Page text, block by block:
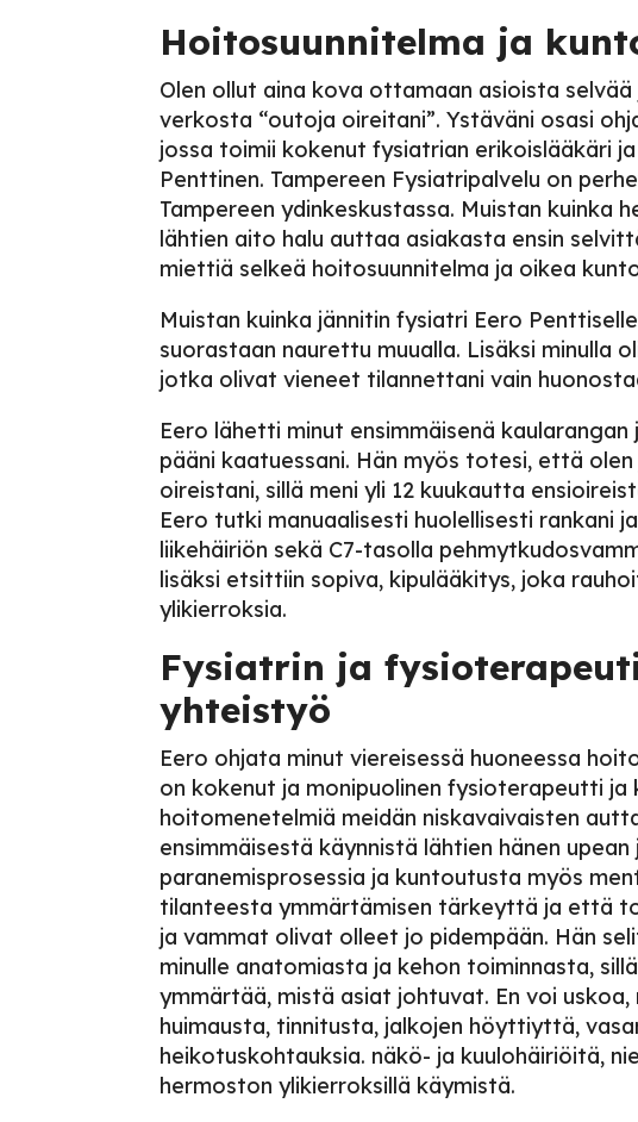
Hoitosuunnitelma ja
Olen ollut aina kova ottamaan asioista
verkosta “outoja oireitani”. Ystäväni osasi
jossa toimii kokenut fysiatrian erikoislääkäri
Penttinen. Tampereen Fysiatripalvelu on
Tampereen ydinkeskustassa. Muistan kuinka
lähtien aito halu auttaa asiakasta ensin
miettiä selkeä hoitosuunnitelma ja oikea
Muistan kuinka jännitin fysiatri Eero
suorastaan naurettu muualla. Lisäksi minulla
jotka olivat vieneet tilannettani vain
Eero lähetti minut ensimmäisenä
pääni kaatuessani. Hän myös totesi, että
oireistani, sillä meni yli 12 kuukautta
Eero tutki manuaalisesti huolellisesti rankani
liikehäiriön sekä C7-tasolla
lisäksi etsittiin sopiva, kipulääkitys, joka
ylikierroksia.
Fysiatrin ja
yhteistyö
Eero ohjata minut viereisessä huoneessa
on kokenut ja monipuolinen fysioterapeutti
hoitomenetelmiä meidän niskavaivaisten
ensimmäisestä käynnistä lähtien hänen
paranemisprosessia ja kuntoutusta myös
tilanteesta ymmärtämisen tärkeyttä ja että
ja vammat olivat olleet jo pidempään. Hän
minulle anatomiasta ja kehon toiminnasta,
ymmärtää, mistä asiat johtuvat. En voi
huimausta, tinnitusta, jalkojen höyttiyttä,
heikotuskohtauksia. näkö- ja kuulohäiriöitä,
hermoston ylikierroksillä käymistä.